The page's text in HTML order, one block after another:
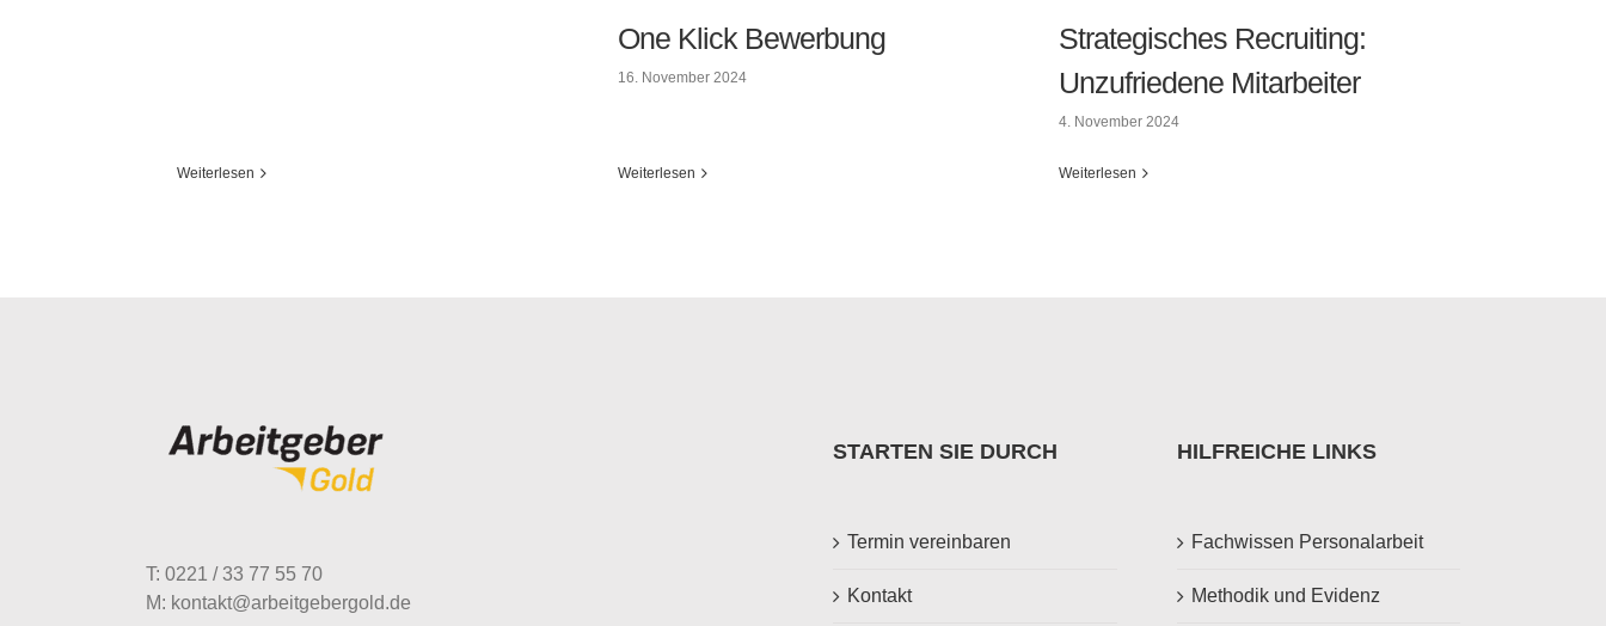
Weiterlesen
One Klick Bewerbung
16. November 2024
Weiterlesen
Strategisches Recruiting: Unzufriedene
Strategisches Recruiting:
Unzufriedene Mitarbeiter
4. November 2024
Weiterlesen
T: 0221 / 33 77 55 70
M: kontakt@arbeitgebergold.de
STARTEN SIE DURCH
Termin vereinbaren
Kontakt
HILFREICHE LINKS
Fachwissen Personalarbeit
Methodik und Evidenz